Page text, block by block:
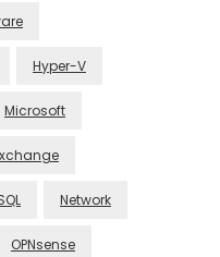
Hyper-V
Microsoft
Network
OPNsense